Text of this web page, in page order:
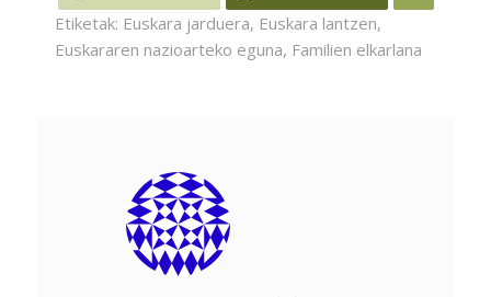
Etiketak: Euskara jarduera, Euskara lantzen,
Euskararen nazioarteko eguna, Familien elkarlana